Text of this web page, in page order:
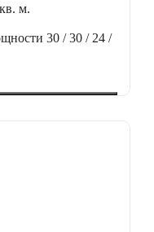
м.
30 / 30 / 24 /